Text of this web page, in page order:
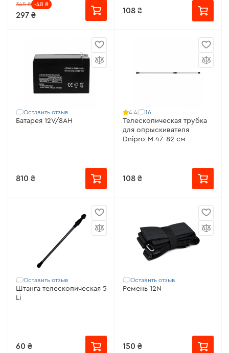
345 ₴ -48 ₴
297 ₴
108 ₴
Оставить отзыв
Батарея 12V/8AH
810 ₴
4.4 16
Телескопическая трубка
для опрыскивателя
Dnipro-M 47-82 см
108 ₴
Оставить отзыв
Штанга телескопическая 5
Li
60 ₴
Оставить отзыв
Ремень 12N
150 ₴